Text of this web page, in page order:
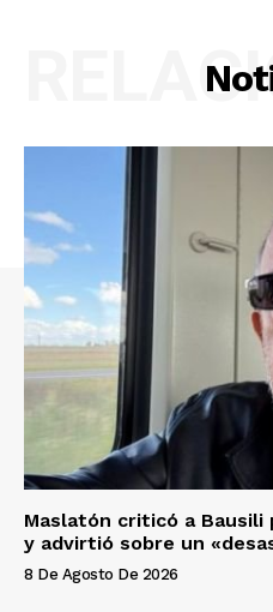
Maslatón criticó a Bausili
y advirtió sobre un
8 De Agosto De 2026